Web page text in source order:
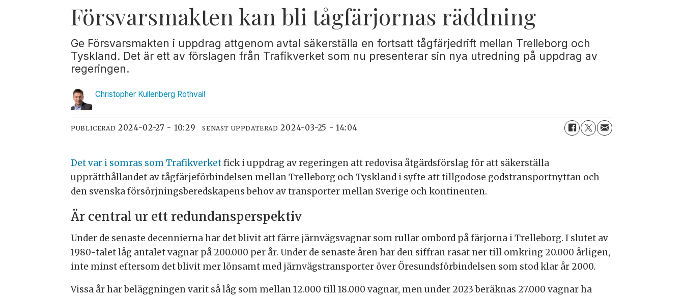
Försvarsmakten kan bli tågfärjornas räddning
Ge Försvarsmakten i uppdrag attgenom avtal säkerställa en fortsatt tågfärjedrift mellan Trelleborg och
Tyskland. Det är ett av förslagen från Trafikverket som nu presenterar sin nya utredning på uppdrag av
regeringen.
Christopher Kullenberg Rothvall
PUBLICERAD 2024-02-27 - 10:29 SENAST UPPDATERAD 2024-03-25 - 14:04
Det var i somras som Trafikverketfick i uppdrag av regeringen att redovisa åtgärdsförslag för att säkerställa
upprätthållandet av tågfärjeförbindelsen mellan Trelleborg och Tyskland i syfte att tillgodose godstransportnyttan och
den svenska försörjningsberedskapens behov av transporter mellan Sverige och kontinenten.
Är central ur ett redundansperspektiv
Under de senaste decennierna har det blivit att färre järnvägsvagnar som rullar ombord på färjorna i Trelleborg. I slutet av
1980-talet låg antalet vagnar på 200.000 per år. Under de senaste åren har den siffran rasat ner till omkring 20.000 årligen,
inte minst eftersom det blivit mer lönsamt med järnvägstransporter över Öresundsförbindelsen som stod klar år 2000.
Vissa år har beläggningen varit så låg som mellan 12.000 till 18.000 vagnar, men under 2023 beräknas 27.000 vagnar ha